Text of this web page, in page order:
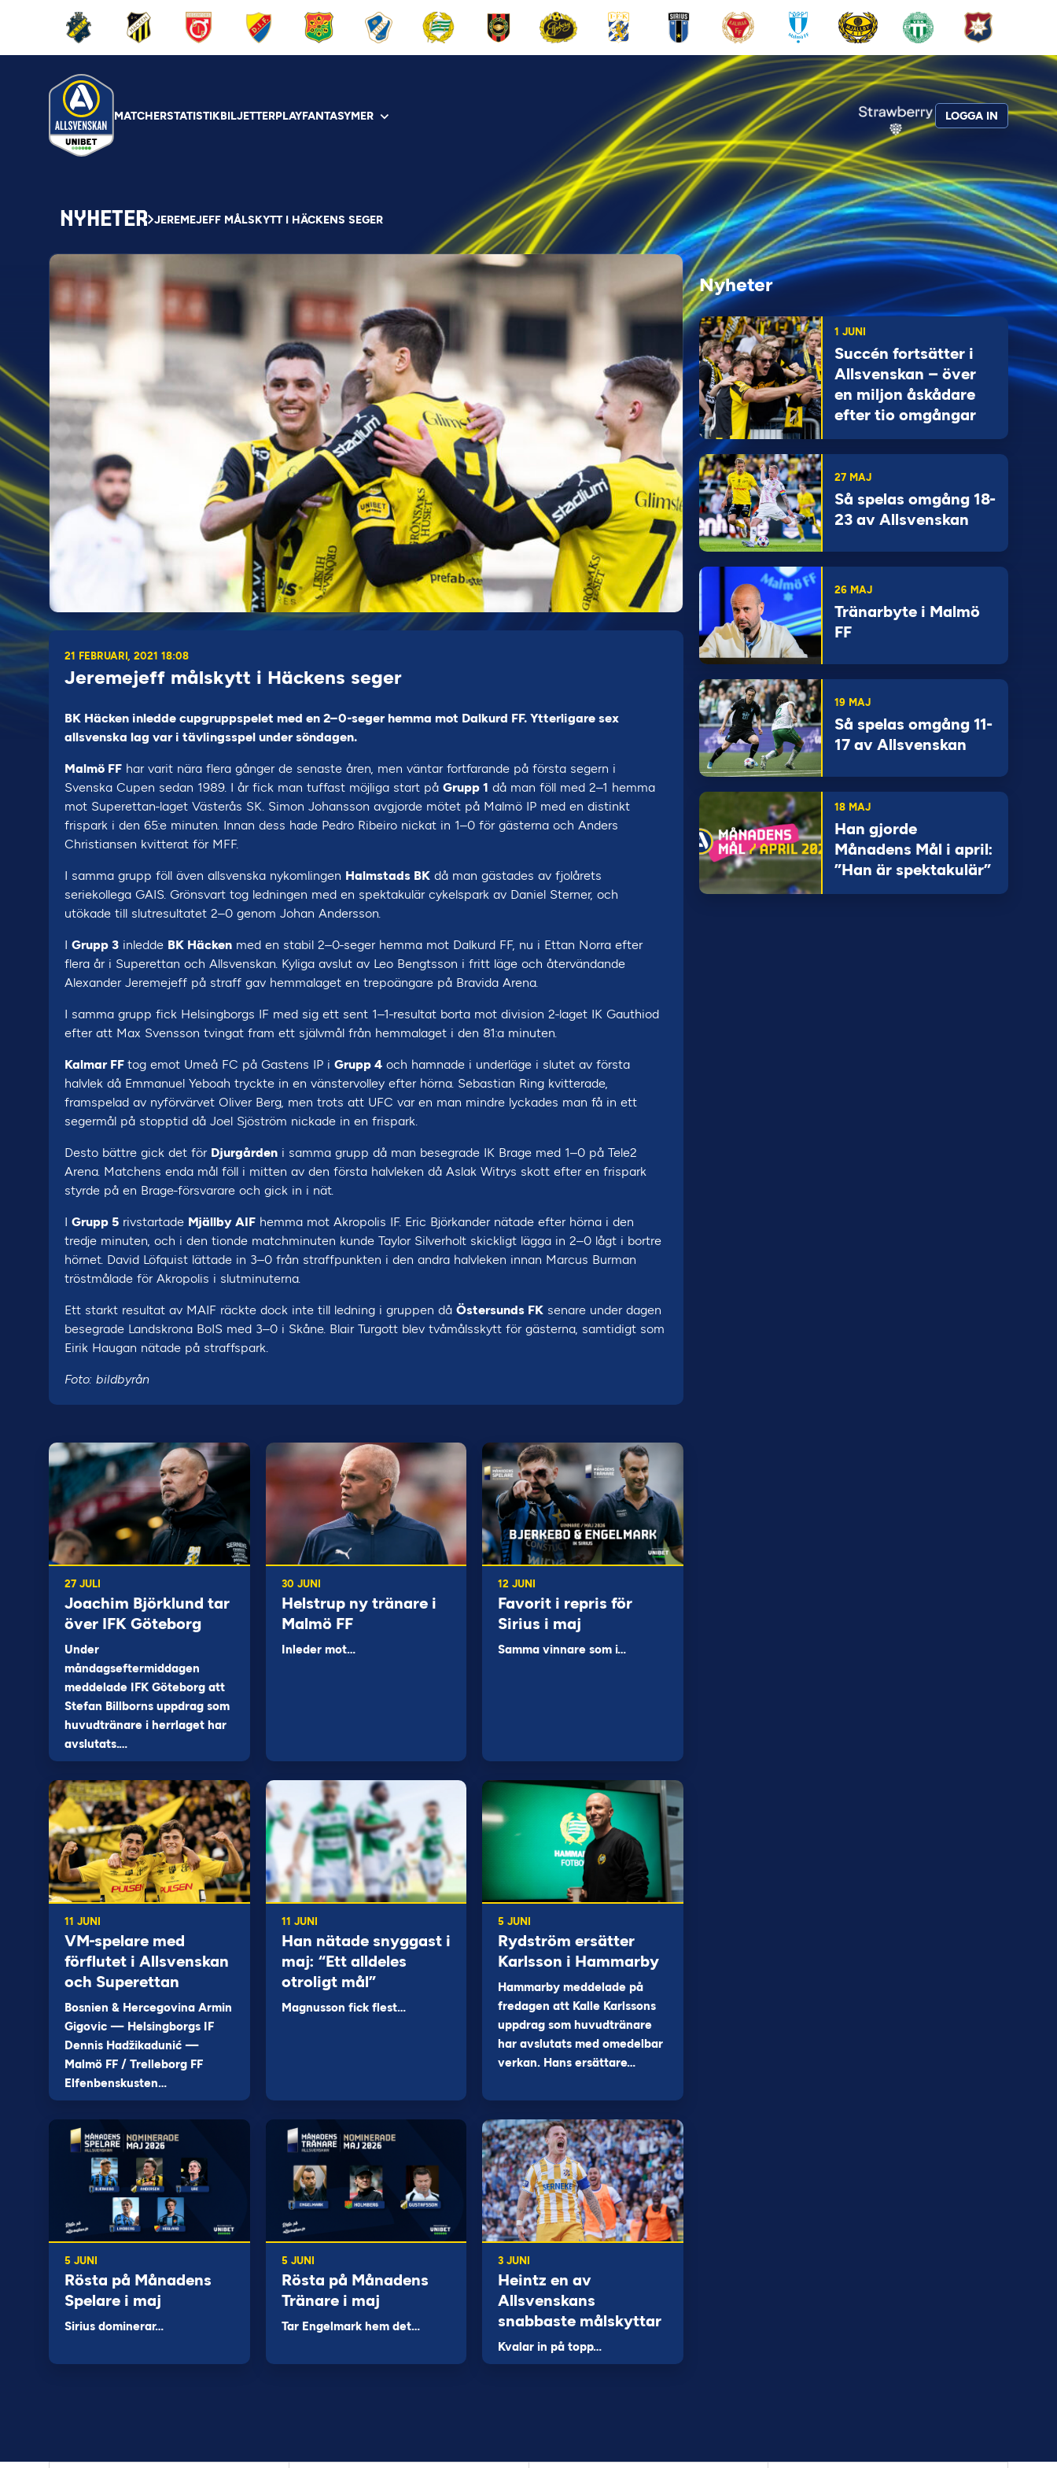
MATCHERSTATISTIKBILJETTERPLAYFANTASYMER LOGGA IN
NYHETER JEREMEJEFF MÅLSKYTT I HÄCKENS SEGER
21 FEBRUARI, 2021 18:08
Jeremejeff målskytt i Häckens seger
BK Häcken inledde cupgruppspelet med en 2–0-seger hemma mot Dalkurd FF. Ytterligare sex
allsvenska lag var i tävlingsspel under söndagen.
Malmö FF har varit nära flera gånger de senaste åren, men väntar fortfarande på första segern i
Svenska Cupen sedan 1989. I år fick man tuffast möjliga start på Grupp 1 då man föll med 2–1 hemma
mot Superettan-laget Västerås SK. Simon Johansson avgjorde mötet på Malmö IP med en distinkt
frispark i den 65:e minuten. Innan dess hade Pedro Ribeiro nickat in 1–0 för gästerna och Anders
Christiansen kvitterat för MFF.
I samma grupp föll även allsvenska nykomlingen Halmstads BK då man gästades av fjolårets
seriekollega GAIS. Grönsvart tog ledningen med en spektakulär cykelspark av Daniel Sterner, och
utökade till slutresultatet 2–0 genom Johan Andersson.
I Grupp 3 inledde BK Häcken med en stabil 2–0-seger hemma mot Dalkurd FF, nu i Ettan Norra efter
flera år i Superettan och Allsvenskan. Kyliga avslut av Leo Bengtsson i fritt läge och återvändande
Alexander Jeremejeff på straff gav hemmalaget en trepoängare på Bravida Arena.
I samma grupp fick Helsingborgs IF med sig ett sent 1–1-resultat borta mot division 2-laget IK Gauthiod
efter att Max Svensson tvingat fram ett självmål från hemmalaget i den 81:a minuten.
Kalmar FF tog emot Umeå FC på Gastens IP i Grupp 4 och hamnade i underläge i slutet av första
halvlek då Emmanuel Yeboah tryckte in en vänstervolley efter hörna. Sebastian Ring kvitterade,
framspelad av nyförvärvet Oliver Berg, men trots att UFC var en man mindre lyckades man få in ett
segermål på stopptid då Joel Sjöström nickade in en frispark.
Desto bättre gick det för Djurgården i samma grupp då man besegrade IK Brage med 1–0 på Tele2
Arena. Matchens enda mål föll i mitten av den första halvleken då Aslak Witrys skott efter en frispark
styrde på en Brage-försvarare och gick in i nät.
I Grupp 5 rivstartade Mjällby AIF hemma mot Akropolis IF. Eric Björkander nätade efter hörna i den
tredje minuten, och i den tionde matchminuten kunde Taylor Silverholt skickligt lägga in 2–0 lågt i bortre
hörnet. David Löfquist lättade in 3–0 från straffpunkten i den andra halvleken innan Marcus Burman
tröstmålade för Akropolis i slutminuterna.
Ett starkt resultat av MAIF räckte dock inte till ledning i gruppen då Östersunds FK senare under dagen
besegrade Landskrona BoIS med 3–0 i Skåne. Blair Turgott blev tvåmålsskytt för gästerna, samtidigt som
Eirik Haugan nätade på straffspark.
Foto: bildbyrån
27 JULI
Joachim Björklund tar
över IFK Göteborg
Under
måndagseftermiddagen
meddelade IFK Göteborg att
Stefan Billborns uppdrag som
huvudtränare i herrlaget har
avslutats.…
30 JUNI
Helstrup ny tränare i
Malmö FF
Inleder mot…
12 JUNI
Favorit i repris för
Sirius i maj
Samma vinnare som i…
11 JUNI
VM-spelare med
förflutet i Allsvenskan
och Superettan
Bosnien & Hercegovina Armin
Gigovic — Helsingborgs IF
Dennis Hadžikadunić —
Malmö FF / Trelleborg FF
Elfenbenskusten…
11 JUNI
Han nätade snyggast i
maj: “Ett alldeles
otroligt mål”
Magnusson fick flest…
5 JUNI
Rydström ersätter
Karlsson i Hammarby
Hammarby meddelade på
fredagen att Kalle Karlssons
uppdrag som huvudtränare
har avslutats med omedelbar
verkan. Hans ersättare…
5 JUNI
Rösta på Månadens
Spelare i maj
Sirius dominerar…
5 JUNI
Rösta på Månadens
Tränare i maj
Tar Engelmark hem det…
3 JUNI
Heintz en av
Allsvenskans
snabbaste målskyttar
Kvalar in på topp…
Nyheter
1 JUNI
Succén fortsätter i
Allsvenskan – över
en miljon åskådare
efter tio omgångar
27 MAJ
Så spelas omgång 18-
23 av Allsvenskan
26 MAJ
Tränarbyte i Malmö
FF
19 MAJ
Så spelas omgång 11-
17 av Allsvenskan
18 MAJ
Han gjorde
Månadens Mål i april:
”Han är spektakulär”